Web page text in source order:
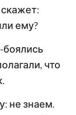
ему?
боялись
что
не знаем.